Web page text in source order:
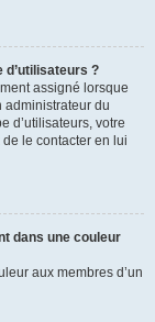
d’utilisateurs ?
assigné lorsque
administrateur du
d’utilisateurs, votre
le contacter en lui
dans une couleur
aux membres d’un